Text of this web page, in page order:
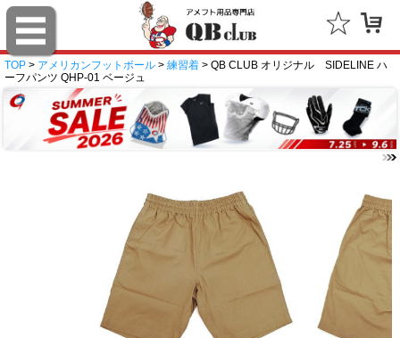
TOP > アメリカンフットボール > 練習着 > QB CLUB オリジナル SIDELINE ハ
ーフパンツ QHP-01 ベージュ